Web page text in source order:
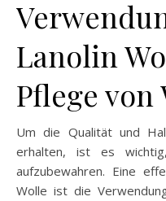
Lanolin
Pflege von
Um die Qualität und
erhalten, ist es
aufzubewahren. Eine
Wolle ist die